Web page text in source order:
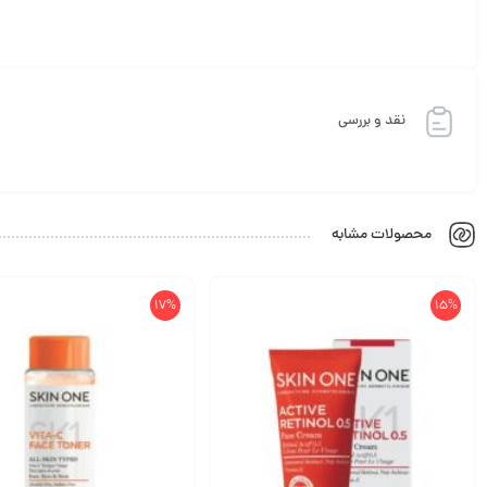
نقد و بررسی
محصولات مشابه
15%
17%